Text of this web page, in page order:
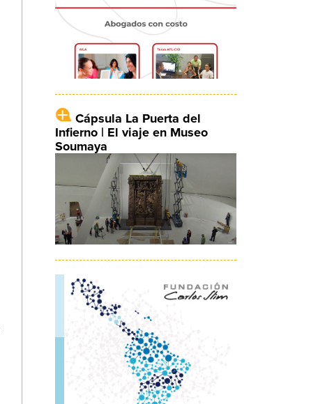
Cápsula La Puerta del
Infierno | El viaje en Museo
Soumaya